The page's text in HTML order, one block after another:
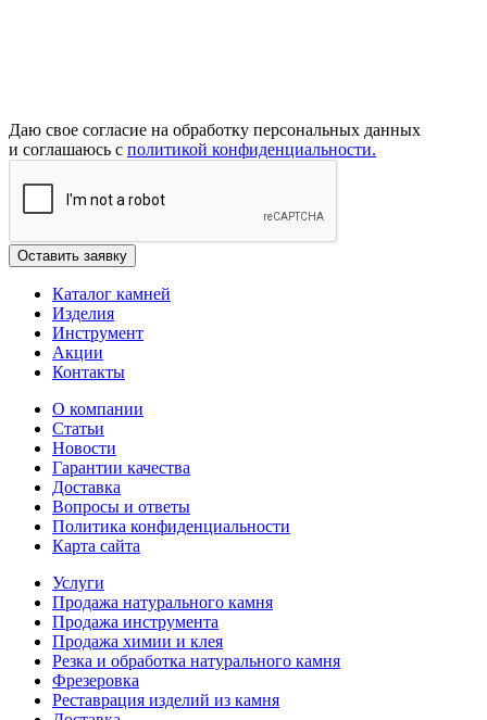
Даю свое согласие на обработку персональных данных
и соглашаюсь с политикой конфиденциальности.
Каталог камней
Изделия
Инструмент
Акции
Контакты
О компании
Статьи
Новости
Гарантии качества
Доставка
Вопросы и ответы
Политика конфиденциальности
Карта сайта
Услуги
Продажа натурального камня
Продажа инструмента
Продажа химии и клея
Резка и обработка натурального камня
Фрезеровка
Реставрация изделий из камня